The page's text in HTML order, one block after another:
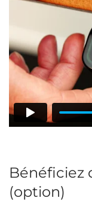
Bénéficiez
(option)